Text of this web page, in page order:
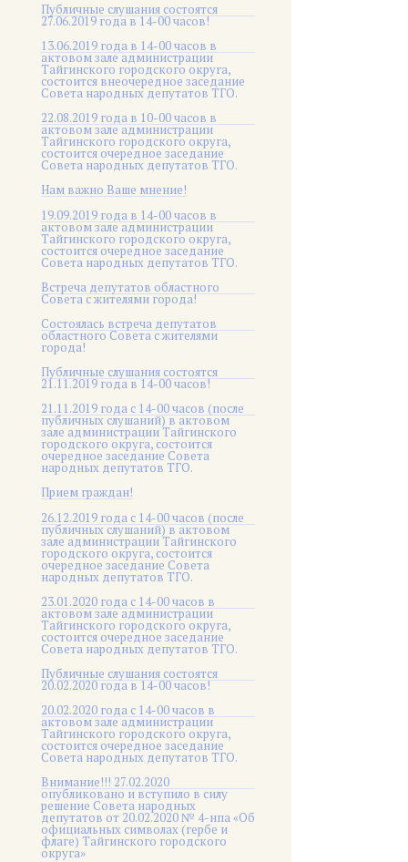
Публичные слушания состоятся
27.06.2019 года в 14-00 часов!
13.06.2019 года в 14-00 часов в
актовом зале администрации
Тайгинского городского округа,
состоится внеочередное заседание
Совета народных депутатов ТГО.
22.08.2019 года в 10-00 часов в
актовом зале администрации
Тайгинского городского округа,
состоится очередное заседание
Совета народных депутатов ТГО.
Нам важно Ваше мнение!
19.09.2019 года в 14-00 часов в
актовом зале администрации
Тайгинского городского округа,
состоится очередное заседание
Совета народных депутатов ТГО.
Встреча депутатов областного
Совета с жителями города!
Состоялась встреча депутатов
областного Совета с жителями
города!
Публичные слушания состоятся
21.11.2019 года в 14-00 часов!
21.11.2019 года с 14-00 часов (после
публичных слушаний) в актовом
зале администрации Тайгинского
городского округа, состоится
очередное заседание Совета
народных депутатов ТГО.
Прием граждан!
26.12.2019 года с 14-00 часов (после
публичных слушаний) в актовом
зале администрации Тайгинского
городского округа, состоится
очередное заседание Совета
народных депутатов ТГО.
23.01.2020 года с 14-00 часов в
актовом зале администрации
Тайгинского городского округа,
состоится очередное заседание
Совета народных депутатов ТГО.
Публичные слушания состоятся
20.02.2020 года в 14-00 часов!
20.02.2020 года с 14-00 часов в
актовом зале администрации
Тайгинского городского округа,
состоится очередное заседание
Совета народных депутатов ТГО.
Внимание!!! 27.02.2020
опубликовано и вступило в силу
решение Совета народных
депутатов от 20.02.2020 № 4-нпа «Об
официальных символах (гербе и
флаге) Тайгинского городского
округа»